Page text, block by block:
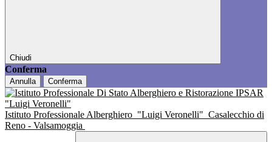
Chiudi
Conferma
Annulla Conferma
Istituto Professionale Alberghiero "Luigi Veronelli" Casalecchio di
Reno - Valsamoggia